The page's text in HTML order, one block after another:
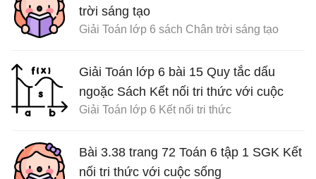
trời sáng tạo
Giải Toán lớp 6 sách Chân trời sáng tạo
Giải Toán lớp 6 bài 15 Quy tắc dấu
ngoặc Sách Kết nối tri thức với cuộc
sống
Giải Toán lớp 6 Kết nối tri thức
Bài 3.38 trang 72 Toán 6 tập 1 SGK Kết
nối tri thức với cuộc sống